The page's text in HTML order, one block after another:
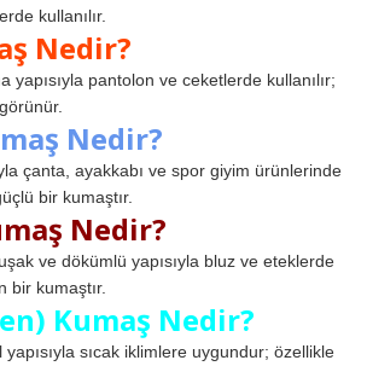
kullanılır.
Nedir?
yapısıyla pantolon ve ceketlerde kullanılır;
Nedir?
çanta, ayakkabı ve spor giyim ürünlerinde
bir kumaştır.
Nedir?
ve dökümlü yapısıyla bluz ve eteklerde
bir kumaştır.
Kumaş Nedir?
sıcak iklimlere uygundur; özellikle